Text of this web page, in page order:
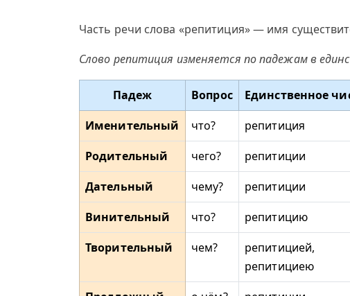
Часть речи слова «репитиция» — имя
Слово репитиция изменяется по падежам в
Падеж Вопрос Единственное
Именительный
что? репитиция
Родительный
чего? репитиции
Дательный
чему? репитиции
Винительный
что? репитицию
Творительный
чем?
репитицией,
репитициею